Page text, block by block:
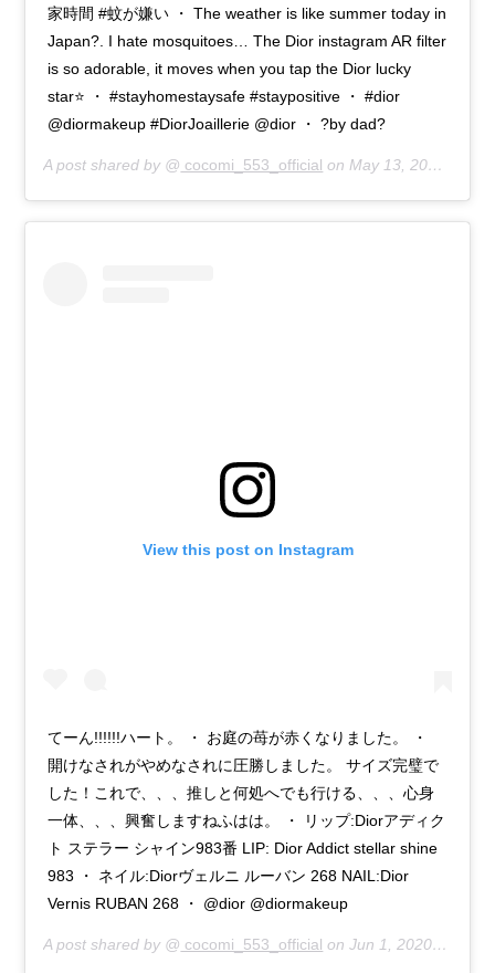
家時間 #蚊が嫌い ・ The weather is like summer today in
Japan?. I hate mosquitoes… The Dior instagram AR filter
is so adorable, it moves when you tap the Dior lucky
star⭐️ ・ #stayhomestaysafe #staypositive ・ #dior
@diormakeup #DiorJoaillerie @dior ・ ?by dad?
A post shared by @ cocomi_553_official onMay 13, 2020 at 12:26am PDT
View this post on Instagram
てーん!!!!!!ハート。 ・ お庭の苺が赤くなりました。 ・
開けなされがやめなされに圧勝しました。 サイズ完璧で
した！これで、、、推しと何処へでも行ける、、、心身
一体、、、興奮しますねふはは。 ・ リップ:Diorアディク
ト ステラー シャイン983番 LIP: Dior Addict stellar shine
983 ・ ネイル:Diorヴェルニ ルーバン 268 NAIL:Dior
Vernis RUBAN 268 ・ @dior @diormakeup
A post shared by @ cocomi_553_official onJun 1, 2020 at 3:28am PDT